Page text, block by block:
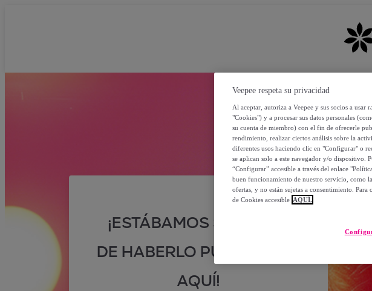
¡ESTÁBAMOS SEGUROS
DE HABERLO PUESTO POR
AQUÍ!
Veepee respeta su privacidad
Al aceptar, autoriza a Veepee y sus socios a
"Cookies") y a procesar sus datos personales
su cuenta de miembro) con el fin de ofrecerle
rendimiento, realizar ciertos análisis sobre la
diferentes usos haciendo clic en "Configurar" o
se aplican solo a este navegador y/o dispositivo.
“Configurar” accesible a través del enlace
buen funcionamiento de nuestro servicio, como
ofertas, y no están sujetas a consentimiento.
de Cookies accesible AQUÍ.